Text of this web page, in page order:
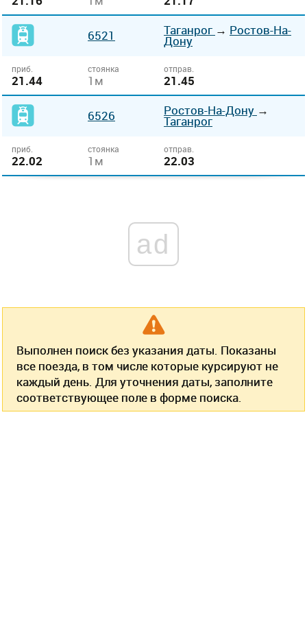
6521 Таганрог → Ростов-На-
Дону
приб.
21.44
стоянка
1м
отправ.
21.45
6526 Ростов-На-Дону →
Таганрог
приб.
22.02
стоянка
1м
отправ.
22.03
ad
Выполнен поиск без указания даты. Показаны
все поезда, в том числе которые курсируют не
каждый день. Для уточнения даты, заполните
соответствующее поле в форме поиска.